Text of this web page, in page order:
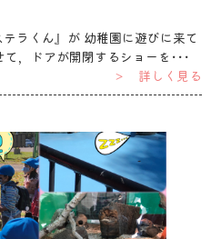
ラくん』が 幼稚園に遊びに来て
，ドアが開閉するショーを･･･
＞ 詳しく見る